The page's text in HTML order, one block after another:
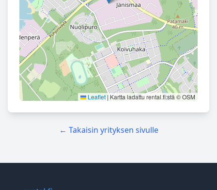
Leaflet | Kartta ladattu rental.fi:stä © OSM
← Takaisin yrityksen sivulle